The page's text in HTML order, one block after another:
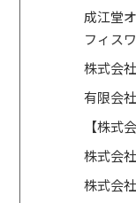
成江堂
フィス
株式会
有限会
【株式
株式会
株式会